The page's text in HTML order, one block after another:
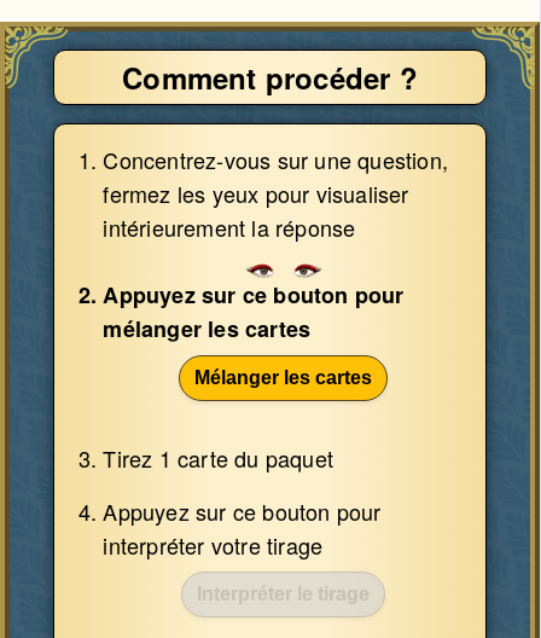
Comment procéder ?
Concentrez-vous sur une question,
fermez les yeux pour visualiser
intérieurement la réponse
Appuyez sur ce bouton pour
mélanger les cartes
Mélanger les cartes
Tirez 1 cartedu paquet
Appuyez sur ce bouton pour
interpréter votre tirage
Interpréter le tirage